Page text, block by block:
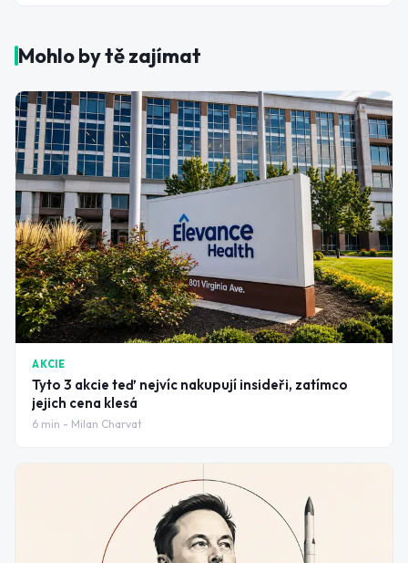
Mohlo by tě zajímat
AKCIE
Tyto 3 akcie teď nejvíc nakupují insideři, zatímco
jejich cena klesá
6 min - Milan Charvat